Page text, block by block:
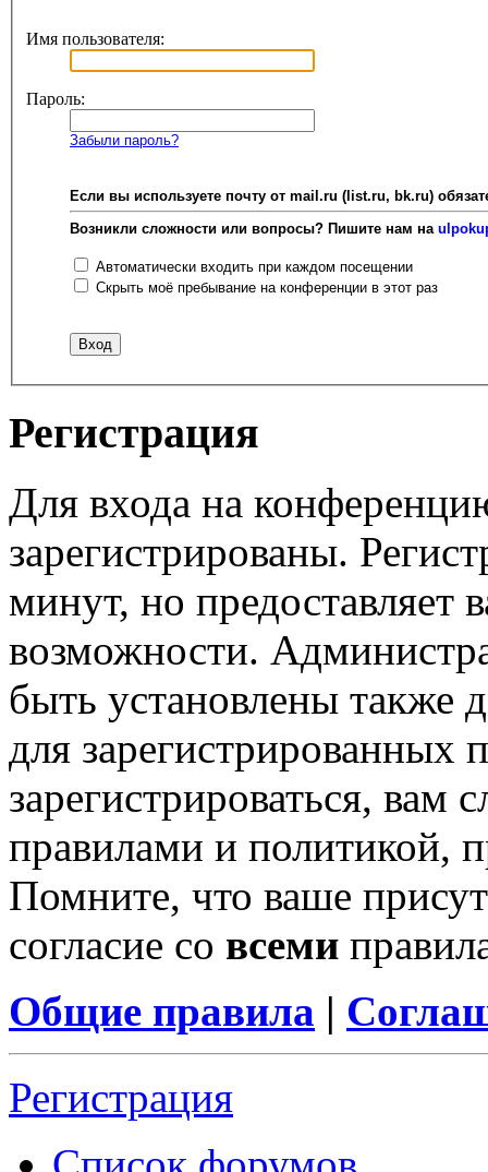
Имя пользователя:
Пароль:
Забыли пароль?
Если вы используете почту от mail.ru (list.ru, bk.ru)
Возникли сложности или вопросы? Пишите нам на
Автоматически входить при каждом посещении
Скрыть моё пребывание на конференции в этот раз
Регистрация
Для входа на
зарегистрированы.
минут, но предоставляет
возможности.
быть установлены также
для зарегистрированных
зарегистрироваться, вам
правилами и политикой,
Помните, что ваше
согласие со всеми
Общие правила |
Регистрация